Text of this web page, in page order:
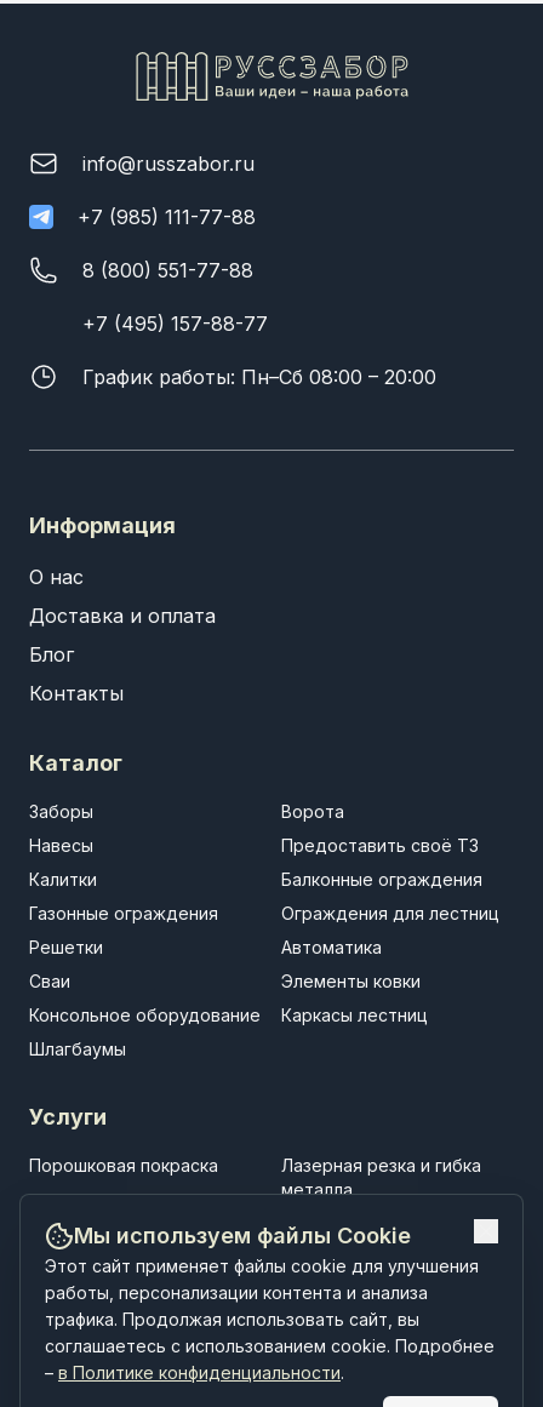
info@russzabor.ru
+7 (985) 111-77-88
8 (800) 551-77-88
+7 (495) 157-88-77
График работы: Пн–Сб 08:00 – 20:00
Информация
О нас
Доставка и оплата
Блог
Контакты
Каталог
Заборы
Ворота
Навесы
Предоставить своё ТЗ
Калитки
Балконные ограждения
Газонные ограждения
Ограждения для лестниц
Решетки
Автоматика
Сваи
Элементы ковки
Консольное оборудование
Каркасы лестниц
Шлагбаумы
Услуги
Порошковая покраска
Лазерная резка и гибка
металла
Установка заборов
Установка ворот
Установка навесов
Строительство
малоэтажных зданий
Мы используем файлы Cookie
Этот сайт применяет файлы cookie для улучшения
работы, персонализации контента и анализа
трафика. Продолжая использовать сайт, вы
соглашаетесь с использованием cookie. Подробнее
– в Политике конфиденциальности.